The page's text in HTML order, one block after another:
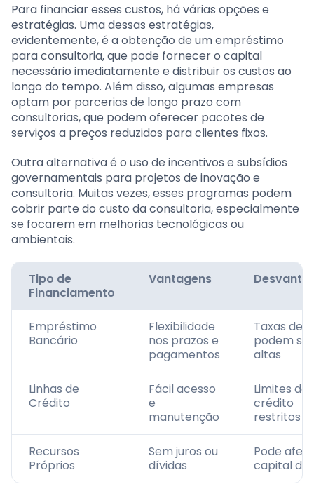
Para financiar esses custos, há várias opções e
estratégias. Uma dessas estratégias,
evidentemente, é a obtenção de um empréstimo
para consultoria, que pode fornecer o capital
necessário imediatamente e distribuir os custos ao
longo do tempo. Além disso, algumas empresas
optam por parcerias de longo prazo com
consultorias, que podem oferecer pacotes de
serviços a preços reduzidos para clientes fixos.
Outra alternativa é o uso de incentivos e subsídios
governamentais para projetos de inovação e
consultoria. Muitas vezes, esses programas podem
cobrir parte do custo da consultoria, especialmente
se focarem em melhorias tecnológicas ou
ambientais.
Tipo de
Financiamento
Vantagens
Empréstimo
Bancário
Flexibilidade
nos prazos e
pagamentos
Taxas de
podem ser
altas
Linhas de
Crédito
Fácil acesso
e
manutenção
Limites de
crédito
restritos
Recursos
Próprios
Sem juros ou
dívidas
Pode
capital de